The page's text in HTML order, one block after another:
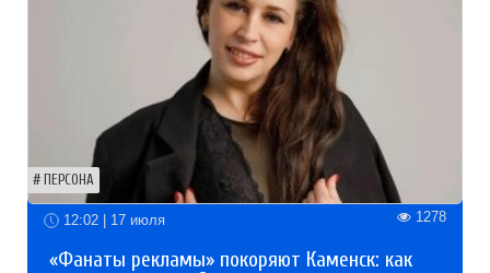
ПЕРСОНА
12:02 | 17 июля 1278
«Фанаты рекламы» покоряют Каменск: как